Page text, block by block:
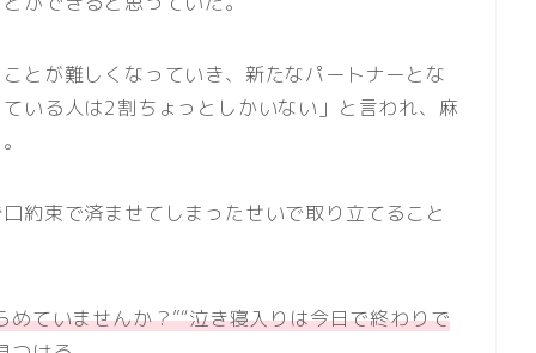
とが難しくなっていき、新たなパートナーとな
いる人は2割ちょっとしかいない」と言われ、麻
約束で済ませてしまったせいで取り立てること
ていませんか？”“泣き寝入りは今日で終わりで